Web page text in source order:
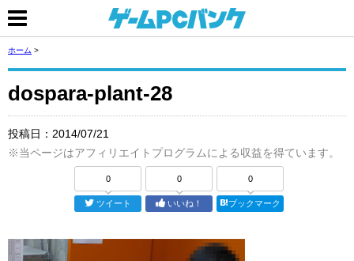
ホーム >
dospara-plant-28
投稿日： 2014/07/21
※当ページはアフィリエイトプログラムによる収益を得ています。
0
ツイート
0
いいね！
0
ブックマーク